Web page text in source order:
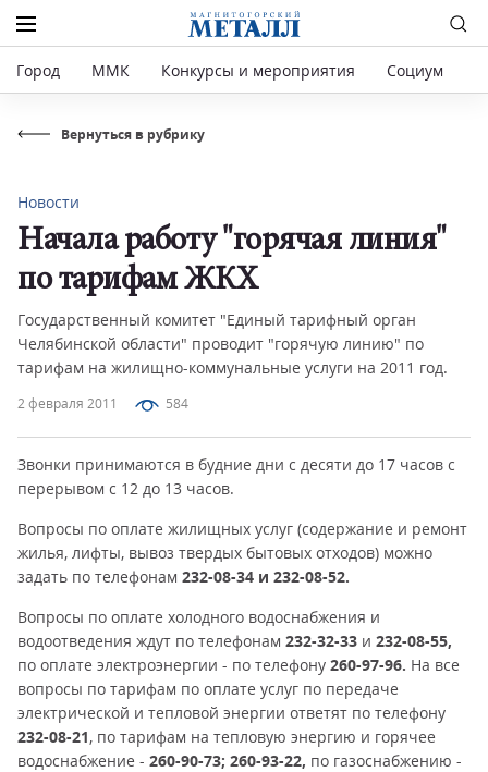
Город ММК Конкурсы и мероприятия Социум
Вернуться в рубрику
2 февраля 2011 584
Новости
Начала работу "горячая линия"
по тарифам ЖКХ
Государственный комитет "Единый тарифный орган
Челябинской области" проводит "горячую линию" по
тарифам на жилищно-коммунальные услуги на 2011 год.
Звонки принимаются в будние дни с десяти до 17 часов с
перерывом с 12 до 13 часов.
Вопросы по оплате жилищных услуг (содержание и ремонт
жилья, лифты, вывоз твердых бытовых отходов) можно
задать по телефонам 232-08-34 и 232-08-52.
Вопросы по оплате холодного водоснабжения и
водоотведения ждут по телефонам 232-32-33 и 232-08-55,
по оплате электроэнергии - по телефону 260-97-96. На все
вопросы по тарифам по оплате услуг по передаче
электрической и тепловой энергии ответят по телефону
232-08-21, по тарифам на тепловую энергию и горячее
водоснабжение - 260-90-73; 260-93-22, по газоснабжению -